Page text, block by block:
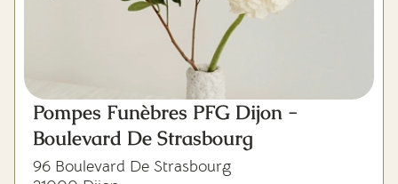
Pompes Funèbres PFG Dijon -
Boulevard De Strasbourg
96 Boulevard De Strasbourg